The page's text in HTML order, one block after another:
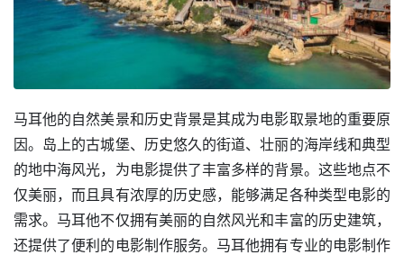
马耳他的自然美景和历史背景是其成为电影取景地的重要原
因。岛上的古城堡、历史悠久的街道、壮丽的海岸线和典型
的地中海风光，为电影提供了丰富多样的背景。这些地点不
仅美丽，而且具有浓厚的历史感，能够满足各种类型电影的
需求。马耳他不仅拥有美丽的自然风光和丰富的历史建筑，
还提供了便利的电影制作服务。马耳他拥有专业的电影制作